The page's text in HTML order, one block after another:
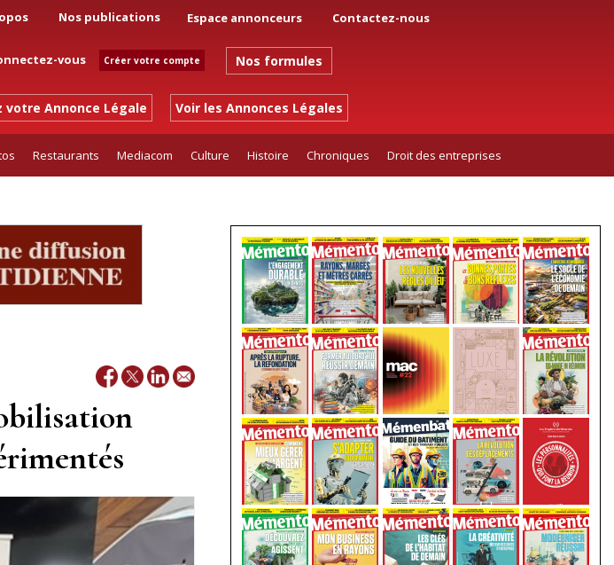
Nos publications Espace annonceurs Contactez-nous
vous Créer votre compte Nos formules
votre Annonce Légale Voir les Annonces Légales
Restaurants Mediacom Culture Histoire Chroniques Droit des entreprises